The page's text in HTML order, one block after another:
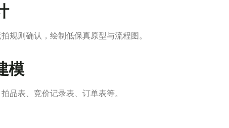
规则确认，绘制低保真原型与流程图。
模
品表、竞价记录表、订单表等。